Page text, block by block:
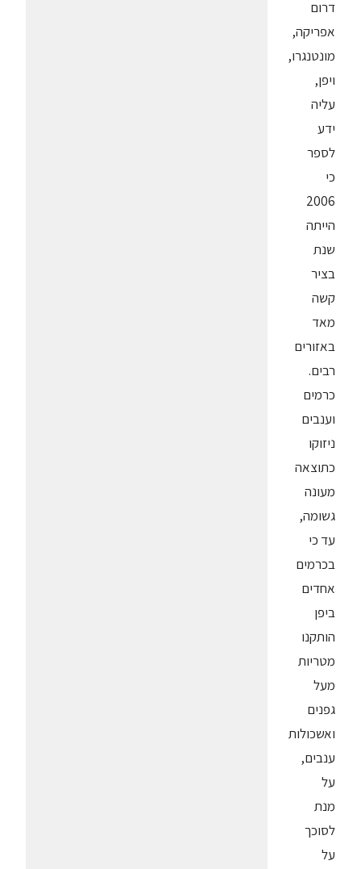
דרום
אפריקה,
מונטנגרו,
ויפן,
עליה
ידע
לספר
כי
2006
הייתה
שנת
בציר
קשה
מאד
באזורים
רבים.
כרמים
וענבים
ניזוקו
כתוצאה
מעונה
גשומה,
עד כי
בכרמים
אחדים
ביפן
הותקנו
מטריות
מעל
גפנים
ואשכולות
ענבים,
על
מנת
לסוכך
על